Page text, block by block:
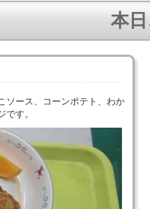
本日
ソース、コーンポテト、わか
す。